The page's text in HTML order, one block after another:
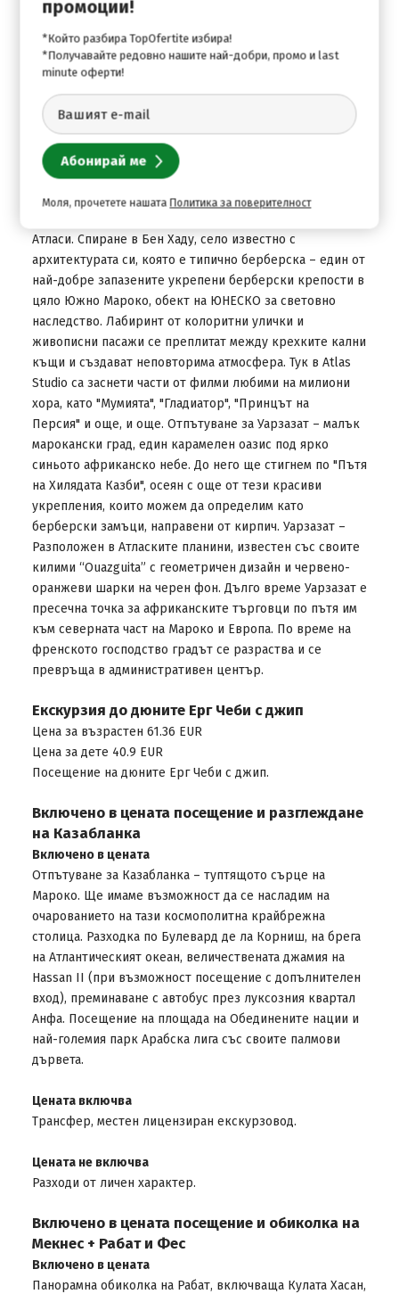
оранжеви шарки на черен фон. Дълго време Уарзазат е
пресечна точка за африканските търговци по пътя им
към северната част на Мароко и Европа. По време на
френското господство градът се разраства и се
превръща в административен център.
Включено в цената посещение на Ерфуд +
Танхир и каньона на река Тодра
Включено в цената
След закуска напускане на хотела и потегляне към
Атласи. Спиране в Бен Хаду, село известно с
архитектурата си, която е типично берберска – един от
най-добре запазените укрепени берберски крепости в
цяло Южно Мароко, обект на ЮНЕСКО за световно
наследство. Лабиринт от колоритни улички и
живописни пасажи се преплитат между крехките кални
къщи и създават неповторима атмосфера. Тук в Atlas
Studio са заснети части от филми любими на милиони
хора, като "Мумията", "Гладиатор", "Принцът на
Персия" и още, и още. Отпътуване за Уарзазат – малък
марокански град, един карамелен оазис под ярко
синьото африканско небе. До него ще стигнем по "Пътя
на Хилядата Казби", осеян с още от тези красиви
укрепления, които можем да определим като
берберски замъци, направени от кирпич. Уарзазат –
Разположен в Атласките планини, известен със своите
килими “Ouazguita” с геометричен дизайн и червено-
оранжеви шарки на черен фон. Дълго време Уарзазат е
пресечна точка за африканските търговци по пътя им
към северната част на Мароко и Европа. По време на
френското господство градът се разраства и се
превръща в административен център.
Eкскурзия до дюните Ерг Чеби с джип
Цена за възрастен 61.36 EUR
Цена за дете 40.9 EUR
Посещение на дюните Ерг Чеби с джип.
Включено в цената посещение и разглеждане
на Казабланка
Включено в цената
Отпътуване за Казабланка – туптящото сърце на
Мароко. Ще имаме възможност да се насладим на
очарованието на тази космополитна крайбрежна
столица. Разходка по Булевард де ла Корниш, на брега
на Атлантическият океан, величествената джамия на
Hassan II (при възможност посещение с допълнителен
вход), преминаване с автобус през луксозния квартал
Анфа. Посещение на площада на Обединените нации и
най-големия парк Арабска лига със своите палмови
дървета.
Цената включва
Трансфер, местен лицензиран екскурзовод.
Цената не включва
Разходи от личен характер.
Включено в цената посещение и обиколка на
Мекнес + Рабат и Фес
Включено в цената
Панорамна обиколка на Рабат, включваща Кулата Хасан,
промоции!
*Който разбира TopOfertite избира!
*Получавайте редовно нашите най-добри, промо и last
minute оферти!
Моля, прочетете нашата Политика за поверителност